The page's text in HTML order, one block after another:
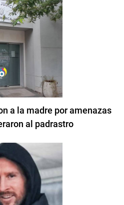
a la madre por amenazas
al padrastro